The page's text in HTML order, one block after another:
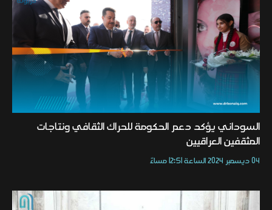
السوداني يؤكد دعم الحكومة للحراك الثقافي ونتاجات
المثقفين العراقيين
04 ديسمبر 2024 الساعة 12:51 مساءً